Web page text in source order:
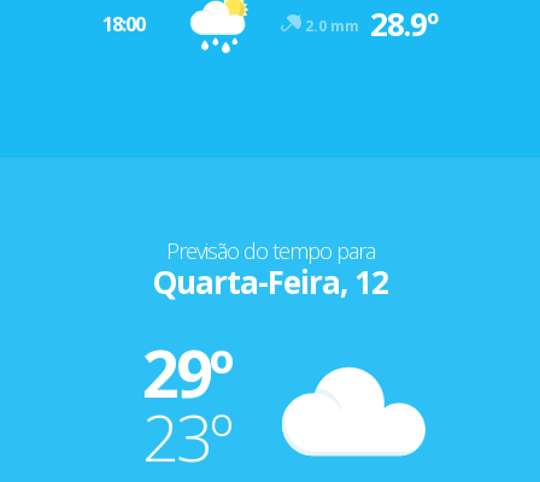
18:00 2.0 mm 28.9º
Previsão do tempo para
Quarta-Feira, 12
29º
23º